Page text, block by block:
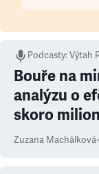
Podcasty:Výtah
Bouře na
analýzu o
skoro
Zuzana Machálková•